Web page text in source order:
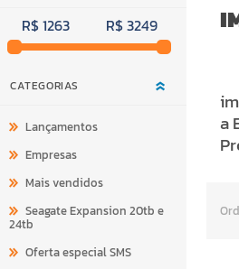
R$ 1263 R$ 3249
CATEGORIAS
Lançamentos
Empresas
Mais vendidos
Seagate Expansion 20tb e
24tb
Oferta especial SMS
a